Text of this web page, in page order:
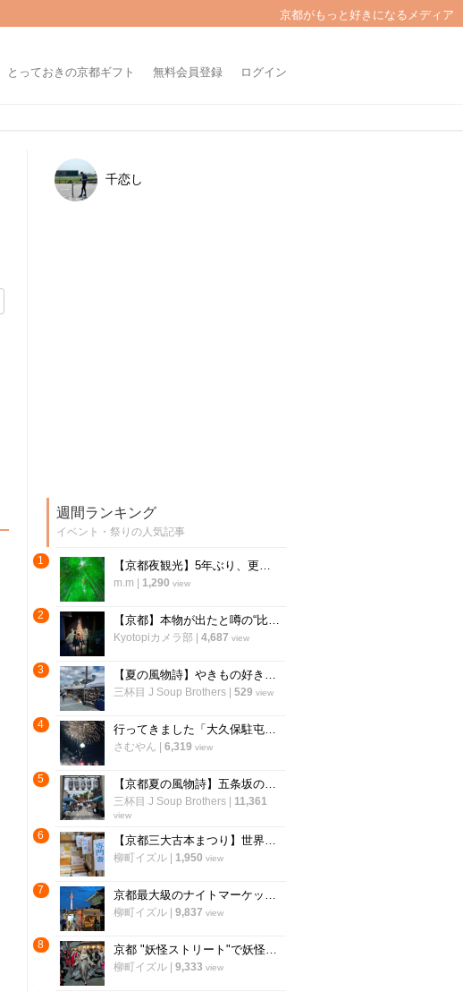
京都がもっと好きになるメディア
とっておきの京都ギフト 無料会員登録 ログイン
千恋し
週間ランキング
イベント・祭りの人気記事
1 【京都夜観光】5年ぶり、更に進化を遂げて復活 幻想的な癒しのライトアップ「東山観月路」
m.m 1,290 view
2 【京都】本物が出たと噂の“比叡山お化け屋敷”が26年ぶりに復活！あの恐怖体験が蘇る
Kyotopiカメラ部 4,687 view
3 【夏の風物詩】やきもの好きよ、京都へ集え！清水焼の五条坂名物イベント「五条若宮陶器祭」
三杯目 J Soup Brothers| 529 view
4 行ってきました「大久保駐屯地夏まつり」8/9は「桂駐屯地納涼夏祭り」開催【イベント】
さむやん 6,319 view
5 【京都夏の風物詩】五条坂の名物イベント『陶器まつり』が名称改め再始動「五条若宮陶器祭」
三杯目 J Soup Brothers| 11,361
view
6 【京都三大古本まつり】世界遺産・下鴨神社の糺の森で毎年恒例「下鴨納涼古本まつり」が開催
柳町イズル| 1,950 view
7 京都最大級のナイトマーケット「京都夜市」が東本願寺前で開催
柳町イズル| 9,837 view
8 京都 "妖怪ストリート"で妖怪フリマ「モノノケ市」&「一条百鬼夜行」開催！
柳町イズル| 9,333 view